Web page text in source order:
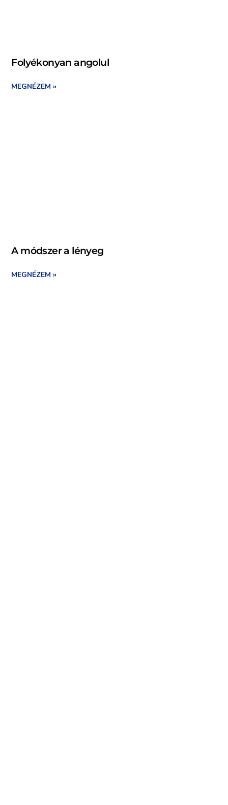
Folyékonyan angolul
MEGNÉZEM »
A módszer a lényeg
MEGNÉZEM »